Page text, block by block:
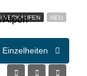
VERKAUFEN NEU
Alpen
Einzelheiten